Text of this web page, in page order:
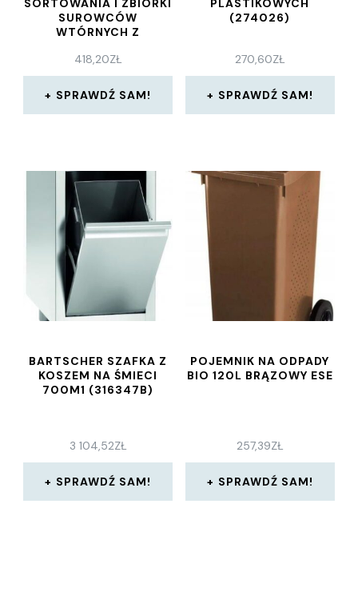
SORTOWANIA I ZBIÓRKI
SUROWCÓW
WTÓRNYCH Z
STALOWEJ
418,20ZŁ
SPRAWDŹ SAM!
PLASTIKOWYCH
(274026)
270,60ZŁ
SPRAWDŹ SAM!
BARTSCHER SZAFKA Z
KOSZEM NA ŚMIECI
700M1 (316347B)
3 104,52ZŁ
SPRAWDŹ SAM!
POJEMNIK NA ODPADY
BIO 120L BRĄZOWY ESE
257,39ZŁ
SPRAWDŹ SAM!